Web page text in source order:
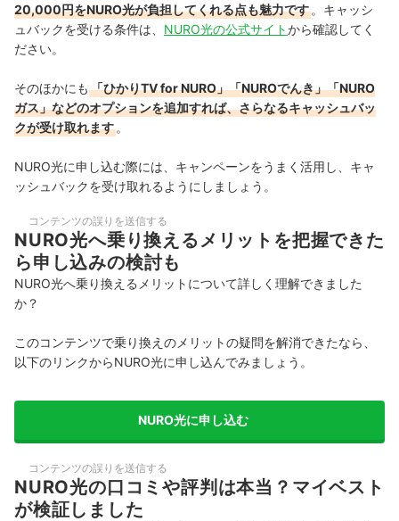
20,000円をNURO光が負担してくれる点も魅力です 。 キャッシ
ュバックを受ける条件は、 NURO光の公式サイトから確認してく
ださい。
そのほかにも 「ひかりTV for NURO」「NUROでんき」「NURO
ガス」などのオプションを追加すれば、さらなるキャッシュバッ
クが受け取れます 。
NURO光に申し込む際には、キャンペーンをうまく活用し、キャ
ッシュバックを受け取れるようにしましょう。
コンテンツの誤りを送信する
NURO光へ乗り換えるメリットを把握できた
ら申し込みの検討も
NURO光へ乗り換えるメリットについて詳しく理解できました
か？
このコンテンツで乗り換えのメリットの疑問を解消できたなら、
以下のリンクからNURO光に申し込んでみましょう。
NURO光に申し込む
コンテンツの誤りを送信する
NURO光の口コミや評判は本当？マイベスト
が検証しました